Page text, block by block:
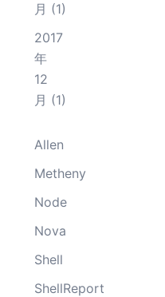
月 (1)
2017
年
12
月 (1)
Allen
Metheny
Node
Nova
Shell
ShellReport